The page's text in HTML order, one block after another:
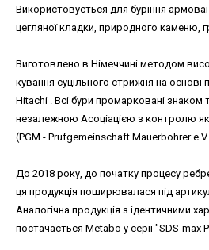
Використовується для буріння
цегляної кладки, природного каменю,
Виготовлено в Німеччині методом
кування суцільного стрижня на основі
Hitachi . Всі бури промарковані знаком
незалежною Асоціацією з контролю
(PGM - Prufgemeinschaft Mauerbohrer
До 2018 року, до початку процесу
ця продукція поширювалася під
Аналогічна продукція з ідентичними
постачається Metabo у серії "SDS-max